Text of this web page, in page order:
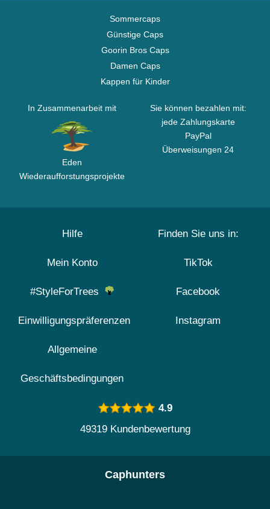
Sommercaps
Günstige Caps
Goorin Bros Caps
Damen Caps
Kappen für Kinder
In Zusammenarbeit mit
Eden
Wiederaufforstungsprojekte
Sie können bezahlen mit:
jede Zahlungskarte
PayPal
Überweisungen 24
Hilfe
Mein Konto
#StyleForTrees
Einwilligungspräferenzen
Allgemeine
Geschäftsbedingungen
Finden Sie uns in:
TikTok
Facebook
Instagram
4.9
49319 Kundenbewertung
Caphunters